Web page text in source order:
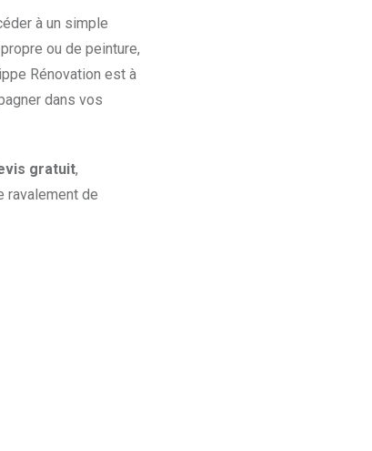
à un simple
ou de peinture,
Rénovation est à
dans vos
gratuit,
ravalement de